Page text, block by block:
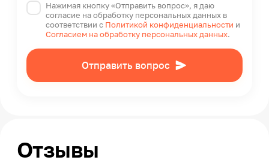
Нажимая кнопку «Отправить вопрос», я даю
согласие на обработку персональных данных в
соответствии с Политикой конфиденциальности и
Согласием на обработку персональных данных.
Отправить вопрос
Отзывы